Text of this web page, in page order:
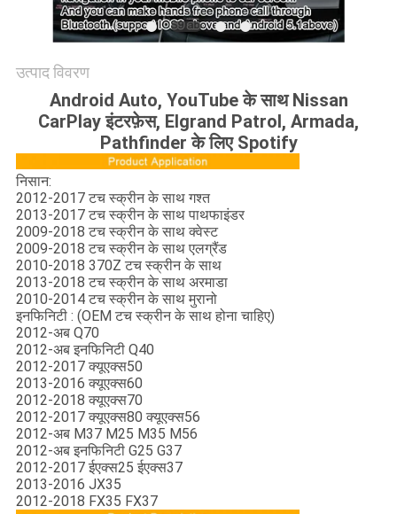
उत्पाद विवरण
Android Auto, YouTube के साथ Nissan
CarPlay इंटरफ़ेस, Elgrand Patrol, Armada,
Pathfinder के लिए Spotify
निसान:
2012-2017 टच स्क्रीन के साथ गश्त
2013-2017 टच स्क्रीन के साथ पाथफाइंडर
2009-2018 टच स्क्रीन के साथ क्वेस्ट
2009-2018 टच स्क्रीन के साथ एलग्रैंड
2010-2018 370Z टच स्क्रीन के साथ
2013-2018 टच स्क्रीन के साथ अरमाडा
2010-2014 टच स्क्रीन के साथ मुरानो
इनफिनिटी : (OEM टच स्क्रीन के साथ होना चाहिए)
2012-अब Q70
2012-अब इनफिनिटी Q40
2012-2017 क्यूएक्स50
2013-2016 क्यूएक्स60
2012-2018 क्यूएक्स70
2012-2017 क्यूएक्स80 क्यूएक्स56
2012-अब M37 M25 M35 M56
2012-अब इनफिनिटी G25 G37
2012-2017 ईएक्स25 ईएक्स37
2013-2016 JX35
2012-2018 FX35 FX37